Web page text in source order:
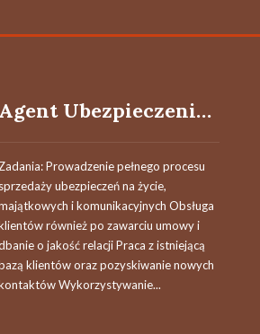
Agent Ubezpieczeniowy / Agentka Ubezpieczeniowa
Zadania: Prowadzenie pełnego procesu
sprzedaży ubezpieczeń na życie,
i komunikacyjnych Obsługa
również po zawarciu umowy i
o jakość relacji Praca z istniejącą
klientów oraz pozyskiwanie nowych
Wykorzystywanie...